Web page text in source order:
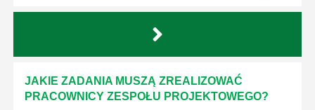
JAKIE ZADANIA MUSZĄ ZREALIZOWAĆ
PRACOWNICY ZESPOŁU PROJEKTOWEGO?